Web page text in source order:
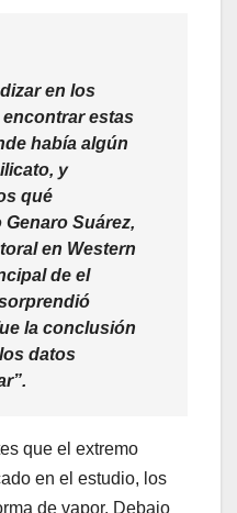
en los
estas
había algún
y
qué
Suárez,
en Western
de el
la conclusión
datos
que el extremo
en el estudio, los
de vapor. Debajo